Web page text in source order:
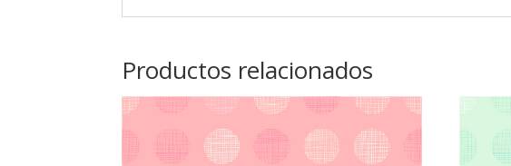
Productos relacionados